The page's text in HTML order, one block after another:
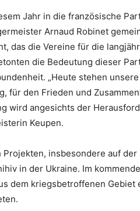
Jahr in die französische
Arnaud Robinet
das die Vereine für die
die Bedeutung dieser
„Heute stehen
für den Frieden und
wird angesichts der
Keupen.
insbesondere auf der
in der Ukraine. Im
dem kriegsbetroffenen Gebiet